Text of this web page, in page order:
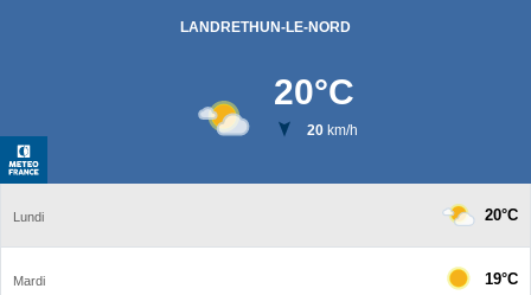
LANDRETHUN-LE-NORD
20°C
20km/h
Lundi 20°C
Mardi 19°C